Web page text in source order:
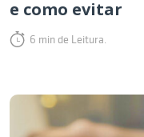
e como evitar
6 min de Leitura.